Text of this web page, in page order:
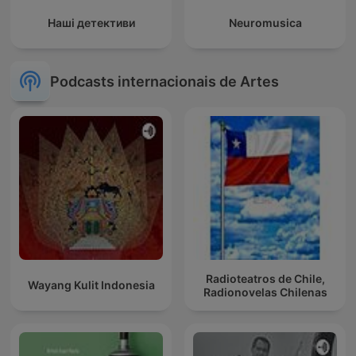
Наші детективи Neuromusica
Podcasts internacionais de Artes
Wayang Kulit Indonesia
Radioteatros de Chile,
Radionovelas Chilenas